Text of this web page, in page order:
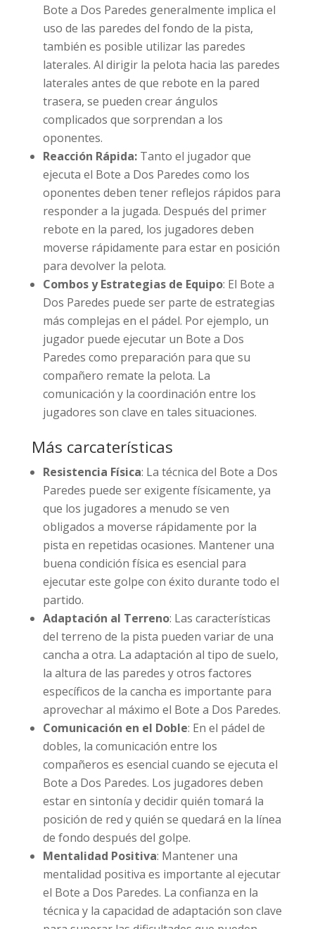
Bote a Dos Paredes generalmente implica el
uso de las paredes del fondo de la pista,
también es posible utilizar las paredes
laterales. Al dirigir la pelota hacia las paredes
laterales antes de que rebote en la pared
trasera, se pueden crear ángulos
complicados que sorprendan a los
oponentes.
Reacción Rápida:Tanto el jugador que
ejecuta el Bote a Dos Paredes como los
oponentes deben tener reflejos rápidos para
responder a la jugada. Después del primer
rebote en la pared, los jugadores deben
moverse rápidamente para estar en posición
para devolver la pelota.
Combos y Estrategias de Equipo: El Bote a
Dos Paredes puede ser parte de estrategias
más complejas en el pádel. Por ejemplo, un
jugador puede ejecutar un Bote a Dos
Paredes como preparación para que su
compañero remate la pelota. La
comunicación y la coordinación entre los
jugadores son clave en tales situaciones.
Más carcaterísticas
Resistencia Física: La técnica del Bote a Dos
Paredes puede ser exigente físicamente, ya
que los jugadores a menudo se ven
obligados a moverse rápidamente por la
pista en repetidas ocasiones. Mantener una
buena condición física es esencial para
ejecutar este golpe con éxito durante todo el
partido.
Adaptación al Terreno: Las características
del terreno de la pista pueden variar de una
cancha a otra. La adaptación al tipo de suelo,
la altura de las paredes y otros factores
específicos de la cancha es importante para
aprovechar al máximo el Bote a Dos Paredes.
Comunicación en el Doble: En el pádel de
dobles, la comunicación entre los
compañeros es esencial cuando se ejecuta el
Bote a Dos Paredes. Los jugadores deben
estar en sintonía y decidir quién tomará la
posición de red y quién se quedará en la línea
de fondo después del golpe.
Mentalidad Positiva: Mantener una
mentalidad positiva es importante al ejecutar
el Bote a Dos Paredes. La confianza en la
técnica y la capacidad de adaptación son clave